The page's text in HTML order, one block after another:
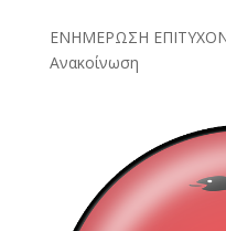
ΕΝΗΜΕΡΩΣΗ
Ανακοίνωση